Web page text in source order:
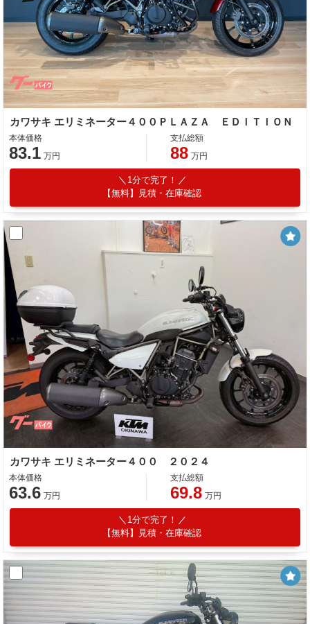
カワサキ エリミネーター４００ＰＬＡＺＡ ＥＤＩＴＩＯＮ
本体価格
83.1 万円
支払総額
88 万円
1分で完了！
【無料】見積・在庫確認
カワサキ エリミネーター４００ ２０２４
本体価格
63.6 万円
支払総額
69.8 万円
1分で完了！
【無料】見積・在庫確認